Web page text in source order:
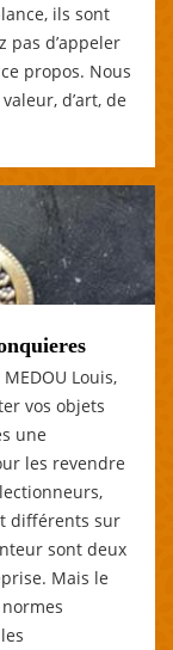
ils sont
pas d’appeler
propos. Nous
d’art, de
Louis,
vos objets
une
les revendre
différents sur
sont deux
Mais le